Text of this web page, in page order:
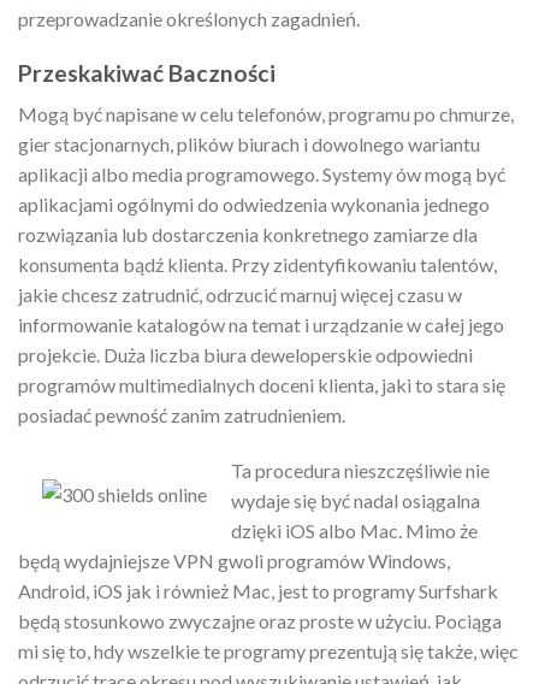
przeprowadzanie określonych zagadnień.
Przeskakiwać Baczności
Mogą być napisane w celu telefonów, programu po chmurze,
gier stacjonarnych, plików biurach i dowolnego wariantu
aplikacji albo media programowego. Systemy ów mogą być
aplikacjami ogólnymi do odwiedzenia wykonania jednego
rozwiązania lub dostarczenia konkretnego zamiarze dla
konsumenta bądź klienta. Przy zidentyfikowaniu talentów,
jakie chcesz zatrudnić, odrzucić marnuj więcej czasu w
informowanie katalogów na temat i urządzanie w całej jego
projekcie. Duża liczba biura deweloperskie odpowiedni
programów multimedialnych doceni klienta, jaki to stara się
posiadać pewność zanim zatrudnieniem.
Ta procedura nieszczęśliwie nie
wydaje się być nadal osiągalna
dzięki iOS albo Mac. Mimo że
będą wydajniejsze VPN gwoli programów Windows,
Android, iOS jak i również Mac, jest to programy Surfshark
będą stosunkowo zwyczajne oraz proste w użyciu. Pociąga
mi się to, hdy wszelkie te programy prezentują się także, więc